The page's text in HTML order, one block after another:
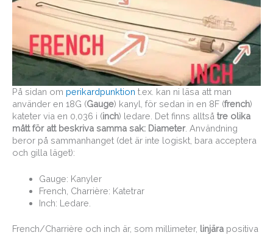
På sidan om perikardpunktion t.ex. kan ni läsa att man
använder en 18G (Gauge) kanyl, för sedan in en 8F (french)
kateter via en 0,036 i (inch) ledare. Det finns alltså tre olika
mått för att beskriva samma sak: Diameter. Användning
beror på sammanhanget (det är inte logiskt, bara acceptera
och gilla läget):
Gauge: Kanyler
French, Charrière: Katetrar
Inch: Ledare.
French/Charrière och inch är, som millimeter, linjära positiva